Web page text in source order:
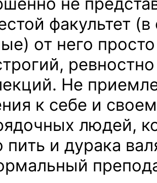
факультет (в
от него
Не
к себе и
людей,
пить и дурака